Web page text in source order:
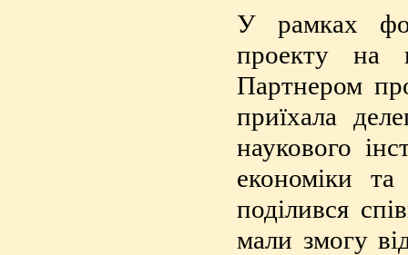
У рамках
проекту на
Партнером
приїхала
наукового
економіки
поділився
мали змогу